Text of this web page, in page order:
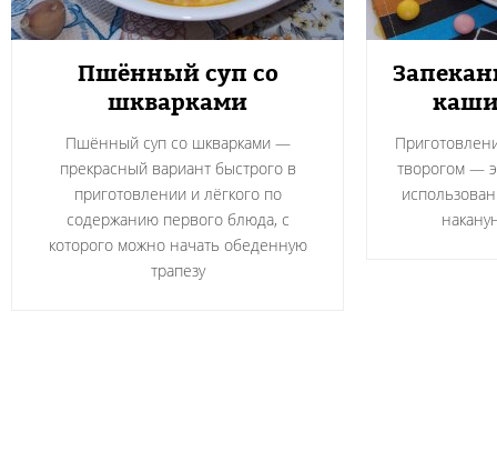
Пшённый суп со
шкварками
Пшённый суп со шкварками —
прекрасный вариант быстрого в
приготовлении и лёгкого по
содержанию первого блюда, с
которого можно начать обеденную
трапезу
каши
творогом —